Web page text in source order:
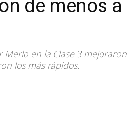
de menos a
Merlo en la Clase 3 mejoraron
los más rápidos.